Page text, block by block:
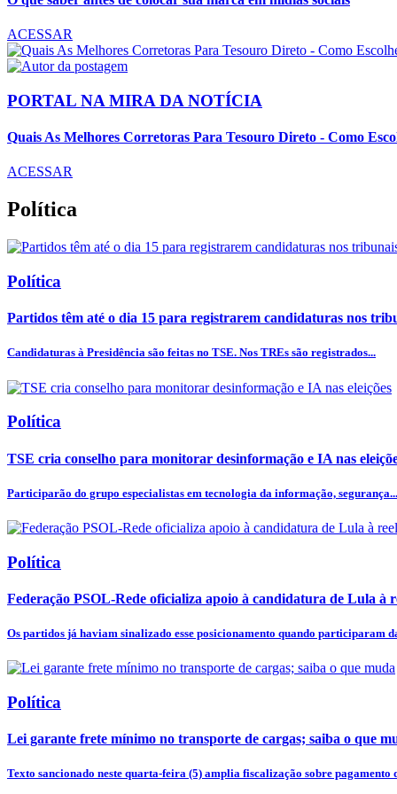
ACESSAR
PORTAL NA MIRA DA NOTÍCIA
Quais As Melhores Corretoras Para Tesouro Direto - Como
ACESSAR
Política
Política
Partidos têm até o dia 15 para registrarem candidaturas nos
Candidaturas à Presidência são feitas no TSE. Nos TREs são registrados...
Política
TSE cria conselho para monitorar desinformação e IA nas
Participarão do grupo especialistas em tecnologia da informação, segurança...
Política
Federação PSOL-Rede oficializa apoio à candidatura de Lula à
Os partidos já haviam sinalizado esse posicionamento quando participaram
Política
Lei garante frete mínimo no transporte de cargas; saiba o que
Texto sancionado neste quarta-feira (5) amplia fiscalização sobre pagamento